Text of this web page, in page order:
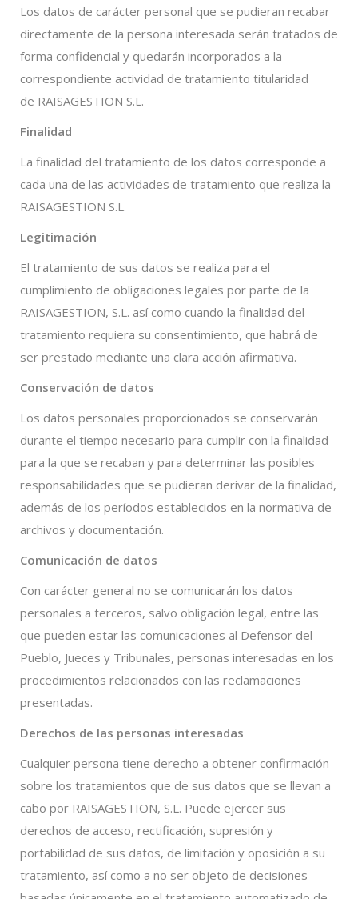
Los datos de carácter personal que se pudieran recabar
directamente de la persona interesada serán tratados de
forma confidencial y quedarán incorporados a la
correspondiente actividad de tratamiento titularidad
de RAISAGESTION S.L.
Finalidad
La finalidad del tratamiento de los datos corresponde a
cada una de las actividades de tratamiento que realiza la
RAISAGESTION S.L.
Legitimación
El tratamiento de sus datos se realiza para el
cumplimiento de obligaciones legales por parte de la
RAISAGESTION, S.L. así como cuando la finalidad del
tratamiento requiera su consentimiento, que habrá de
ser prestado mediante una clara acción afirmativa.
Conservación de datos
Los datos personales proporcionados se conservarán
durante el tiempo necesario para cumplir con la finalidad
para la que se recaban y para determinar las posibles
responsabilidades que se pudieran derivar de la finalidad,
además de los períodos establecidos en la normativa de
archivos y documentación.
Comunicación de datos
Con carácter general no se comunicarán los datos
personales a terceros, salvo obligación legal, entre las
que pueden estar las comunicaciones al Defensor del
Pueblo, Jueces y Tribunales, personas interesadas en los
procedimientos relacionados con las reclamaciones
presentadas.
Derechos de las personas interesadas
Cualquier persona tiene derecho a obtener confirmación
sobre los tratamientos que de sus datos que se llevan a
cabo por RAISAGESTION, S.L. Puede ejercer sus
derechos de acceso, rectificación, supresión y
portabilidad de sus datos, de limitación y oposición a su
tratamiento, así como a no ser objeto de decisiones